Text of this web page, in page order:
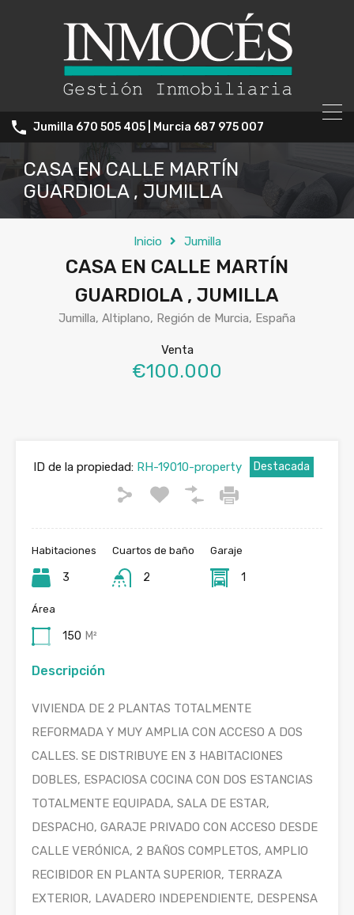
Jumilla 670 505 405 | Murcia 687 975 007
CASA EN CALLE MARTÍN
GUARDIOLA , JUMILLA
Inicio Jumilla
CASA EN CALLE MARTÍN
GUARDIOLA , JUMILLA
Jumilla, Altiplano, Región de Murcia, España
Venta
€100.000
ID de la propiedad:RH-19010-property Destacada
Habitaciones
3
Cuartos de baño
2
Garaje
1
Área
150 M²
Descripción
VIVIENDA DE 2 PLANTAS TOTALMENTE
REFORMADA Y MUY AMPLIA CON ACCESO A DOS
CALLES. SE DISTRIBUYE EN 3 HABITACIONES
DOBLES, ESPACIOSA COCINA CON DOS ESTANCIAS
TOTALMENTE EQUIPADA, SALA DE ESTAR,
DESPACHO, GARAJE PRIVADO CON ACCESO DESDE
CALLE VERÓNICA, 2 BAÑOS COMPLETOS, AMPLIO
RECIBIDOR EN PLANTA SUPERIOR, TERRAZA
EXTERIOR, LAVADERO INDEPENDIENTE, DESPENSA